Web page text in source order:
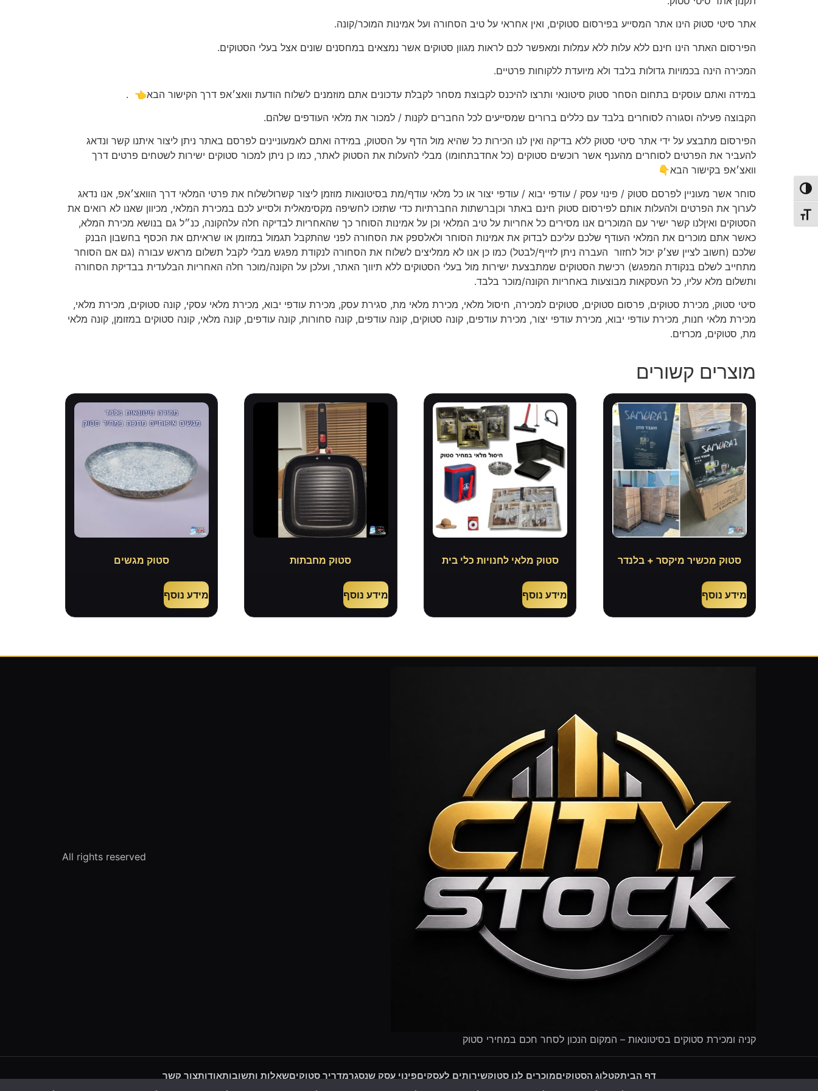
הפעל/כבה ניגודיות גבוהה
מתג גודל גופן
אתר סיטי סטוק הינו אתר המסייע בפירסום סטוקים, ואין אחראי על טיב הסחורה ועל אמינות המוכר/קונה.
הפירסום האתר הינו חינם ללא עלות ללא עמלות ומאפשר לכם לראות מגוון סטוקים אשר נמצאים במחסנים שונים אצל בעלי הסטוקים.
המכירה הינה בכמויות גדולות בלבד ולא מיועדת ללקוחות פרטיים.
במידה ואתם עוסקים בתחום הסחר סטוק סיטונאי ותרצו להיכנס לקבוצת מסחר לקבלת עדכונים אתם מוזמנים לשלוח הודעת וואצ׳אפ דרך הקישור הבא👈 .
הקבוצה פעילה וסגורה לסוחרים בלבד עם כללים ברורים שמסייעים לכל החברים לקנות / למכור את מלאי העודפים שלהם.
הפירסום מתבצע על ידי אתר סיטי סטוק ללא בדיקה ואין לנו הכירות כל שהיא מול הדף על הסטוק, במידה ואתם לאמעוניינים לפרסם באתר ניתן ליצור איתנו קשר ונדאג
להעביר את הפרטים לסוחרים מהענף אשר רוכשים סטוקים (כל אחדבתחומו) מבלי להעלות את הסטוק לאתר, כמו כן ניתן למכור סטוקים ישירות לשטחים פרטים דרך
וואצ׳אפ בקישור הבא👇
סוחר אשר מעוניין לפרסם סטוק / פינוי עסק / עודפי יבוא / עודפי יצור או כל מלאי עודף/מת בסיטונאות מוזמן ליצור קשרולשלוח את פרטי המלאי דרך הוואצ׳אפ, אנו נדאג
לערוך את הפרטים ולהעלות אותם לפירסום סטוק חינם באתר וכןברשתות החברתיות כדי שתזכו לחשיפה מקסימאלית ולסייע לכם במכירת המלאי, מכיוון שאנו לא רואים את
הסטוקים ואיןלנו קשר ישיר עם המוכרים אנו מסירים כל אחריות על טיב המלאי וכן על אמינות הסוחר כך שהאחריות לבדיקה חלה עלהקונה, כנ״ל גם בנושא מכירת המלא,
כאשר אתם מוכרים את המלאי העודף שלכם עליכם לבדוק את אמינות הסוחר ולאלספק את הסחורה לפני שהתקבל תגמול במזומן או שראיתם את הכסף בחשבון הבנק
שלכם (חשוב לציין שצ׳ק יכול לחזור העברה ניתן לזייף/לבטל) כמו כן אנו לא ממליצים לשלוח את הסחורה לנקודת מפגש מבלי לקבל תשלום מראש עבורה (גם אם הסוחר
מתחייב לשלם בנקודת המפגש) רכישת הסטוקים שמתבצעת ישירות מול בעלי הסטוקים ללא תיווך האתר, ועלכן על הקונה/מוכר חלה האחריות הבלעדית בבדיקת הסחורה
ותשלום מלא עליו, כל העסקאות מבוצעות באחריות הקונה/מוכר בלבד.
סיטי סטוק, מכירת סטוקים, פרסום סטוקים, סטוקים למכירה, חיסול מלאי, מכירת מלאי מת, סגירת עסק, מכירת עודפי יבוא, מכירת מלאי עסקי, קונה סטוקים, מכירת מלאי,
מכירת מלאי חנות, מכירת עודפי יבוא, מכירת עודפי יצור, מכירת עודפים, קונה סטוקים, קונה עודפים, קונה סחורות, קונה עודפים, קונה מלאי, קונה סטוקים במזומן, קונה מלאי
מת, סטוקים, מכרזים.
מוצרים קשורים
סטוק מכשיר מיקסר + בלנדר
מידע נוסף
סטוק מלאי לחנויות כלי בית
מידע נוסף
סטוק מחבתות
מידע נוסף
סטוק מגשים
מידע נוסף
קניה ומכירת סטוקים בסיטונאות – המקום הנכון לסחר חכם במחירי סטוק
All rights reserved
דף הביתקטלוג הסטוקיםמוכרים לנו סטוקשירותים לעסקיםפינוי עסק שנסגרמדריך סטוקיםשאלות ותשובותאודותצור קשר